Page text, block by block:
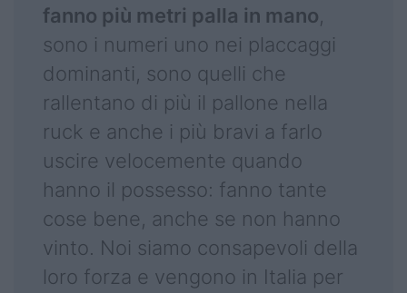
fanno più metri palla in mano,
sono i numeri uno nei placcaggi
dominanti, sono quelli che
rallentano di più il pallone nella
ruck e anche i più bravi a farlo
uscire velocemente quando
hanno il possesso: fanno tante
cose bene, anche se non hanno
vinto. Noi siamo consapevoli della
loro forza e vengono in Italia per